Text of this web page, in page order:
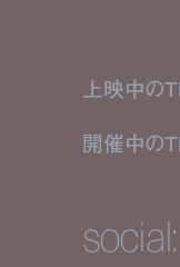
上映中の
開催中の
social: